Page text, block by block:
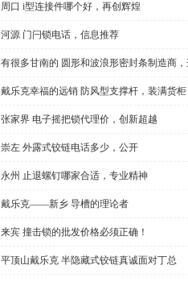
周口 i型连接件哪个好，再创辉煌
河源 门闩锁电话，信息推荐
有很多甘南的 圆形和波浪形密封条制造商
戴乐克幸福的远销 防风型支撑杆，装满货柜
张家界 电子摇把锁代理价，创新超越
崇左 外露式铰链电话多少，公开
永州 止退螺钉哪家合适，专业精神
戴乐克——新乡 导槽的理论者
来宾 撞击锁的批发价格必须正确！
平顶山戴乐克 半隐藏式铰链真诚面对丁总